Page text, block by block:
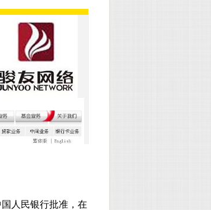
国人民银行批准，在